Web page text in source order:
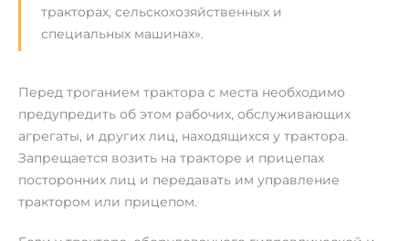
тракторах, сельскохозяйственных и
специальных машинах».
Перед троганием трактора с места необходимо
предупредить об этом рабочих, обслуживающих
агрегаты, и других лиц, находящихся у трактора.
Запрещается возить на тракторе и прицепах
посторонних лиц и передавать им управление
трактором или прицепом.